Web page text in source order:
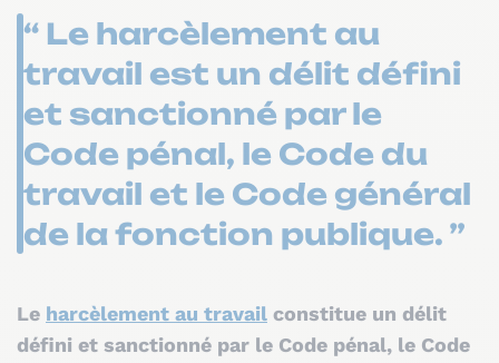
“ Le harcèlement au
travail est un délit défini
et sanctionné par le
Code pénal, le Code du
travail et le Code général
de la fonction publique. ”
Le harcèlement au travail constitue un délit
défini et sanctionné par le Code pénal, le Code